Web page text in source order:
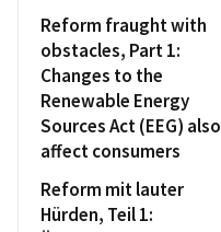
Reform fraught with
obstacles, Part 1:
Changes to the
Renewable Energy
Sources Act (EEG) also
affect consumers
Reform mit lauter
Hürden, Teil 1: